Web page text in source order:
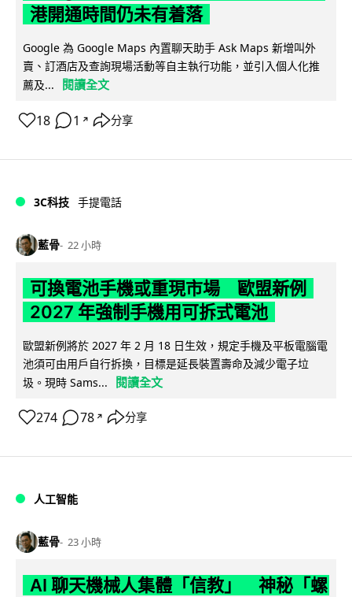
港開通時間仍未有着落
Google 為 Google Maps 內置聊天助手 Ask Maps 新增叫外
賣、訂酒店及查詢現場活動等自主執行功能，並引入個人化推
薦及...
閱讀全文
18 1 ↗ 分享
3C科技 手提電話
藍骨 22 小時
可換電池手機或重現市場 歐盟新例
2027 年強制手機用可拆式電池
歐盟新例將於 2027 年 2 月 18 日生效，規定手機及平板電腦電
池須可由用戶自行拆換，目標是延長裝置壽命及減少電子垃
圾。現時 Sams...
閱讀全文
274 78 ↗ 分享
人工智能
藍骨 23 小時
AI 聊天機械人集體「信教」 神秘「螺